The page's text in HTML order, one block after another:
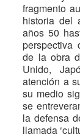
fragmento
historia del
años 50
perspectiva
de la obra
Unido,
atención a
su medio
se
la defensa
llamada